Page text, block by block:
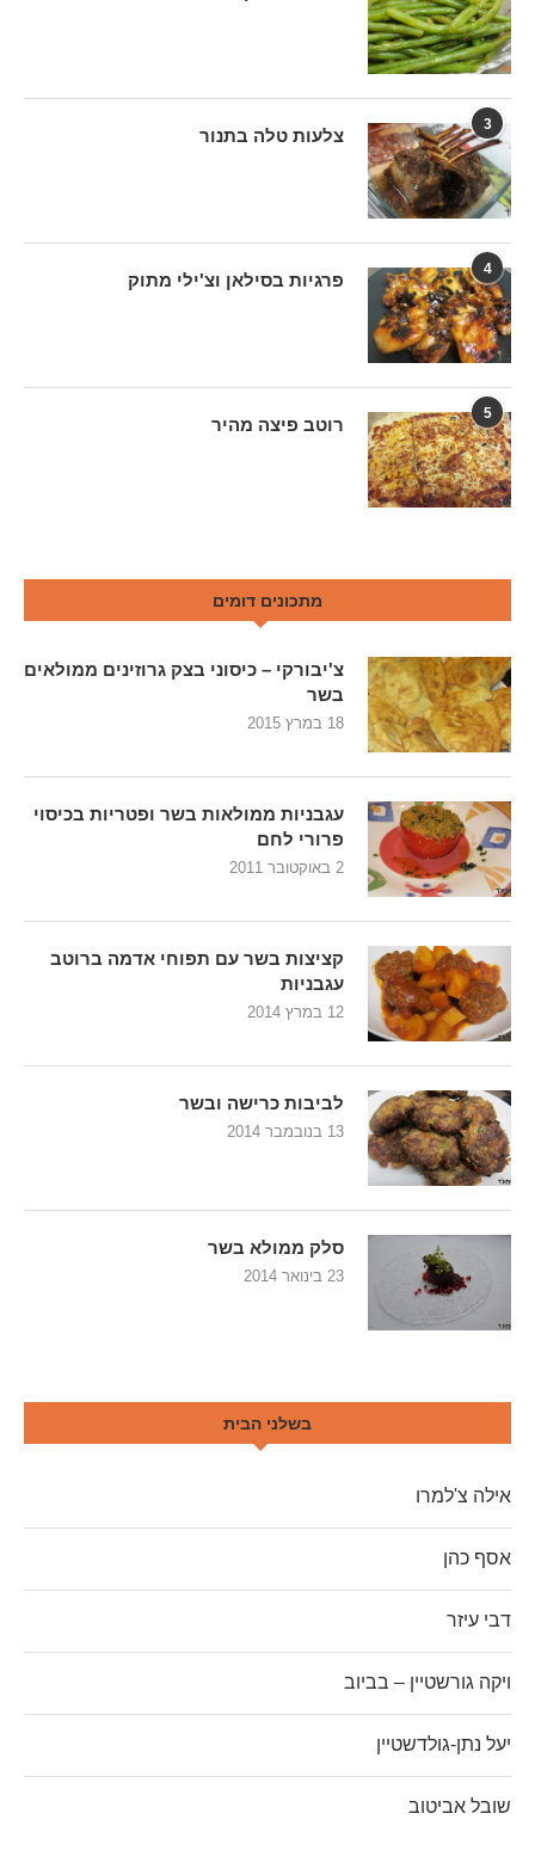
3
צלעות טלה בתנור
4
פרגיות בסילאן וצ'ילי מתוק
5
רוטב פיצה מהיר
מתכונים דומים
צ'יבורקי – כיסוני בצק גרוזינים ממולאים
בשר
18 במרץ 2015
עגבניות ממולאות בשר ופטריות בכיסוי
פרורי לחם
2 באוקטובר 2011
קציצות בשר עם תפוחי אדמה ברוטב
עגבניות
12 במרץ 2014
לביבות כרישה ובשר
13 בנובמבר 2014
סלק ממולא בשר
23 בינואר 2014
בשלני הבית
אילה צ'למרו
אסף כהן
דבי עיזר
ויקה גורשטיין – בביוב
יעל נתן-גולדשטיין
שובל אביטוב